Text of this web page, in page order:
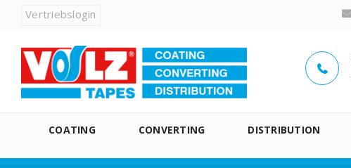
Vertriebslogin
COATING CONVERTING DISTRIBUTION